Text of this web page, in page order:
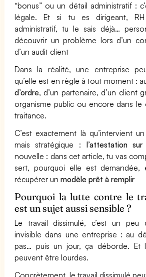
“bonus” ou un détail administratif :
légale. Et si tu es dirigeant, RH
administratif, tu le sais déjà…
découvrir un problème lors d’un
d’un audit client
Dans la réalité, une entreprise
qu’elle est en règle à tout moment :
d’ordre, d’un partenaire, d’un client
organisme public ou encore dans le
traitance.
C’est exactement là qu’intervient
mais stratégique : l’attestation sur
nouvelle : dans cet article, tu vas
sert, pourquoi elle est
récupérer unmodèle prêt à remplir
Pourquoi la lutte contre le
est un sujet aussi sensible ?
Le travail dissimulé, c’est un peu
invisible dans une entreprise : au
pas… puis un jour, ça déborde. Et
peuvent être lourdes.
Concrètement, le travail dissimulé